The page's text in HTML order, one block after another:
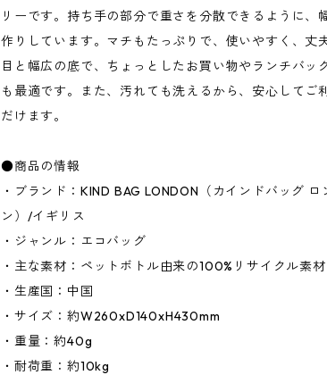
リーです。持ち手の部分で重さを分散できるように、
作りしています。マチもたっぷりで、使いやすく、丈
目と幅広の底で、ちょっとしたお買い物やランチバッ
も最適です。また、汚れても洗えるから、安心してご
だけます。
●商品の情報
・ブランド：KIND BAG LONDON（カインドバッグ ロ
ン）/イギリス
・ジャンル：エコバッグ
・主な素材：ペットボトル由来の100%リサイクル素材
・生産国：中国
・サイズ：約W260xD140xH430mm
・重量：約40g
・耐荷重：約10kg